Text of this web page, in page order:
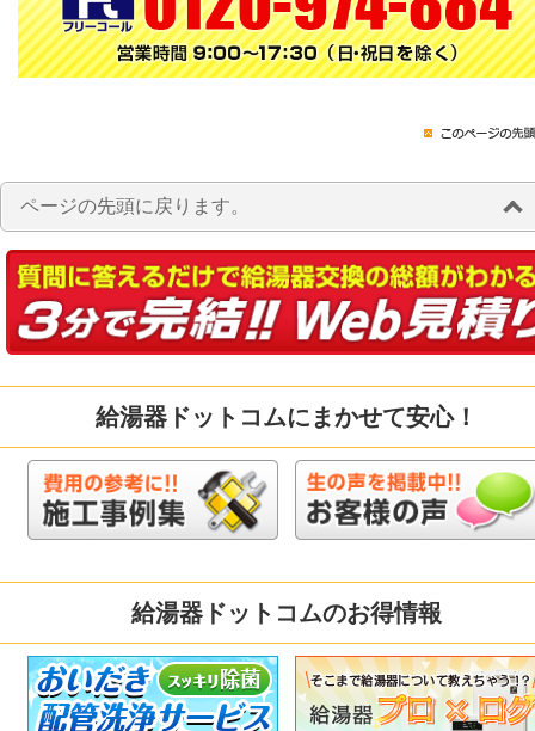
ページの先頭に戻ります。
給湯器ドットコムにまかせて安心！
給湯器ドットコムのお得情報